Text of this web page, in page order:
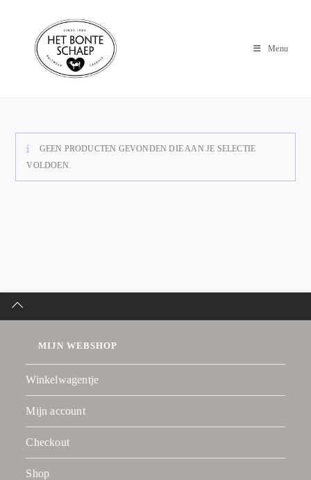
Menu
GEEN PRODUCTEN GEVONDEN DIE AAN JE SELECTIE
VOLDOEN.
MIJN WEBSHOP
Winkelwagentje
Mijn account
Checkout
Shop